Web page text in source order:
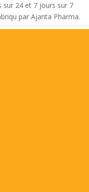
sur 24 et 7 jours sur 7
par Ajanta Pharma.